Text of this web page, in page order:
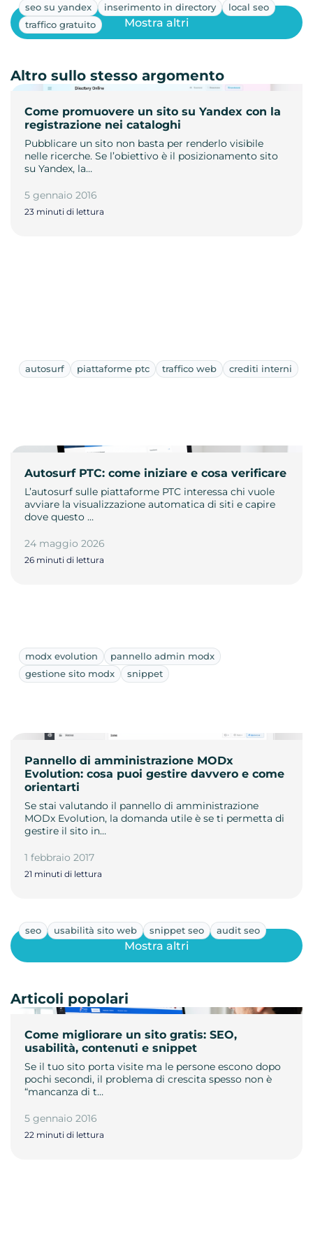
seo su yandex inserimento in directory
local seo
traffico gratuito
Come promuovere un sito su Yandex con la
registrazione nei cataloghi
Pubblicare un sito non basta per renderlo visibile
nelle ricerche. Se l’obiettivo è il posizionamento sito
su Yandex, la…
5 gennaio 2016
23 minuti di lettura
Mostra altri
Altro sullo stesso argomento
autosurf piattaforme ptc traffico web crediti interni
Autosurf PTC: come iniziare e cosa verificare
L’autosurf sulle piattaforme PTC interessa chi vuole
avviare la visualizzazione automatica di siti e capire
dove questo …
24 maggio 2026
26 minuti di lettura
modx evolution
pannello admin modx
gestione sito modx
snippet
Pannello di amministrazione MODx
Evolution: cosa puoi gestire davvero e come
orientarti
Se stai valutando il pannello di amministrazione
MODx Evolution, la domanda utile è se ti permetta di
gestire il sito in…
1 febbraio 2017
21 minuti di lettura
seo usabilità sito web snippet seo audit seo
Come migliorare un sito gratis: SEO,
usabilità, contenuti e snippet
Se il tuo sito porta visite ma le persone escono dopo
pochi secondi, il problema di crescita spesso non è
“mancanza di t…
5 gennaio 2016
22 minuti di lettura
Mostra altri
Articoli popolari